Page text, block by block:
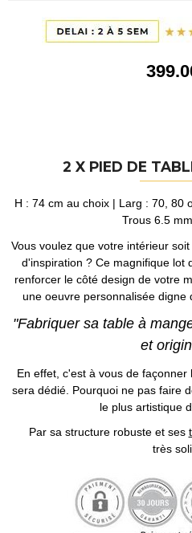
399
2 X PIED DE
H : 74 cm au choix | Larg : 70, 80
Trous 6.5
Vous voulez que votre intérieur
d'inspiration ? Ce magnifique lot
renforcer le côté design de votre
une oeuvre personnalisée digne
"Fabriquer sa table à
et
En effet, c'est à vous de
sera dédié. Pourquoi ne pas faire
le plus artistique
Par sa structure robuste et ses
très